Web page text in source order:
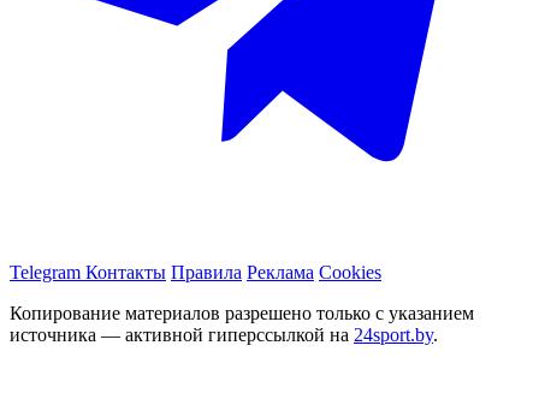
Telegram Контакты Правила Реклама Cookies
Копирование материалов разрешено только с указанием
источника — активной гиперссылкой на 24sport.by.